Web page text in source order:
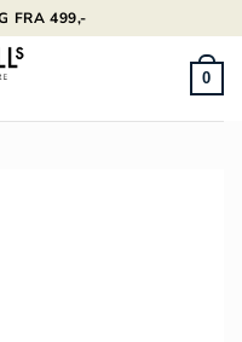
FRA 499,-
0